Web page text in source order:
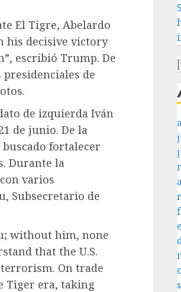
El Tigre, Abelardo
his decisive victory
escribió Trump. De
de
de izquierda Iván
de junio. De la
fortalecer
Durante la
varios
Subsecretario de
without him, none
that the U.S.
On trade
Tiger era, taking